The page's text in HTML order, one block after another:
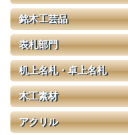
銘木工芸品
表札部門
机上名札・卓上名札
木工素材
アクリル